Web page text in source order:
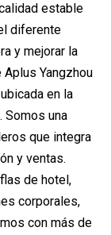
estable
diferente
y mejorar la
Yangzhou
en la
Somos una
que integra
y ventas.
de hotel,
corporales,
con más de